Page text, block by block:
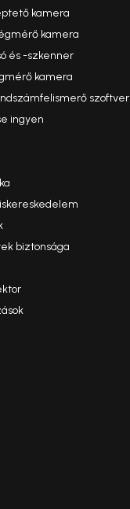
kamera
kamera
és -szkenner
kamera
szoftver
ingyen
biztonsága